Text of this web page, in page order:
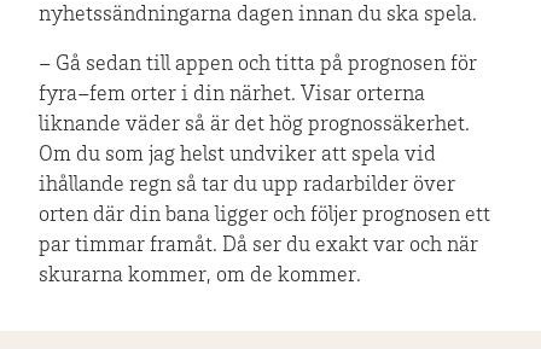
nyhetssändningarna dagen innan du ska spela.
– Gå sedan till appen och titta på prognosen för
fyra–fem orter i din närhet. Visar orterna
liknande väder så är det hög prognossäkerhet.
Om du som jag helst undviker att spela vid
ihållande regn så tar du upp radarbilder över
orten där din bana ligger och följer prognosen ett
par timmar framåt. Då ser du exakt var och när
skurarna kommer, om de kommer.